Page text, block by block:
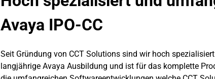
Avaya IPO-CC
Seit Gründung von CCT Solutions sind wir hoch
langjährige Avaya Ausbildung und ist für das komplette